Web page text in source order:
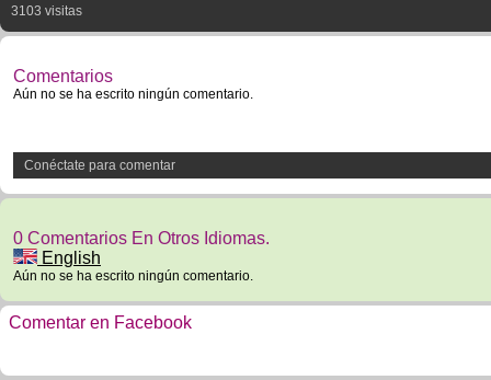
3103 visitas
Comentarios
Aún no se ha escrito ningún comentario.
Conéctate para comentar
0 Comentarios En Otros Idiomas.
English
Aún no se ha escrito ningún comentario.
Comentar en Facebook